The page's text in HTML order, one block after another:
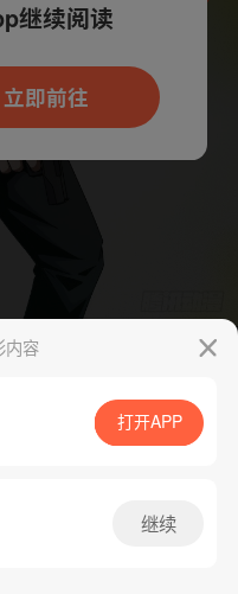
App免费看
内容
打开APP
继续
可打开App新用
看
继续阅读
立即前往